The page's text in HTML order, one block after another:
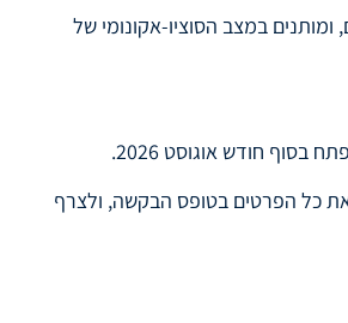
ומותנים במצב הסוציו-אקונומי של
חודש אוגוסט 2026.
כל הפרטים בטופס הבקשה, ולצרף